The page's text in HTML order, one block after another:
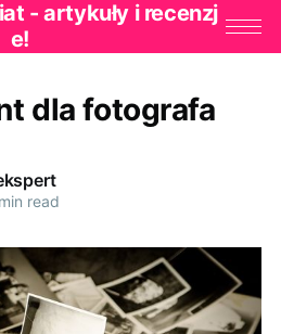
- artykuły i recenzj
e!
dla fotografa
read